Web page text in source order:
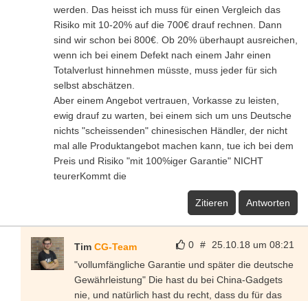
werden. Das heisst ich muss für einen Vergleich das
Risiko mit 10-20% auf die 700€ drauf rechnen. Dann
sind wir schon bei 800€. Ob 20% überhaupt ausreichen,
wenn ich bei einem Defekt nach einem Jahr einen
Totalverlust hinnehmen müsste, muss jeder für sich
selbst abschätzen.
Aber einem Angebot vertrauen, Vorkasse zu leisten,
ewig drauf zu warten, bei einem sich um uns Deutsche
nichts "scheissenden" chinesischen Händler, der nicht
mal alle Produktangebot machen kann, tue ich bei dem
Preis und Risiko "mit 100%iger Garantie" NICHT
teurerKommt die
Zitieren Antworten
0 # 25.10.18 um 08:21
Tim CG-Team
"vollumfängliche Garantie und später die deutsche
Gewährleistung" Die hast du bei China-Gadgets
nie, und natürlich hast du recht, dass du für das